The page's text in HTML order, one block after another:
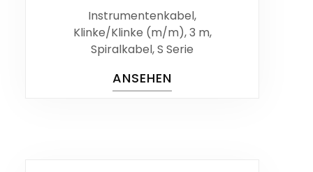
Instrumentenkabel,
Klinke/Klinke (m/m), 3 m,
Spiralkabel, S Serie
ANSEHEN